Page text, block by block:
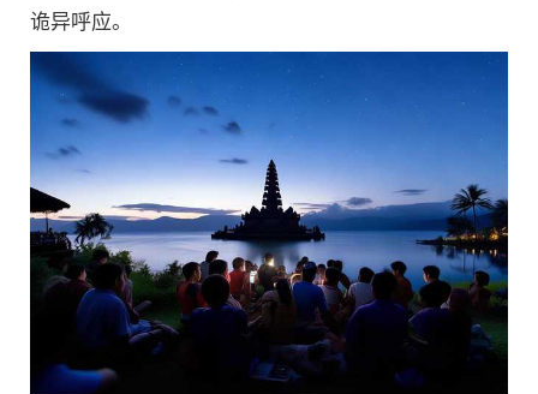
诡异呼应。